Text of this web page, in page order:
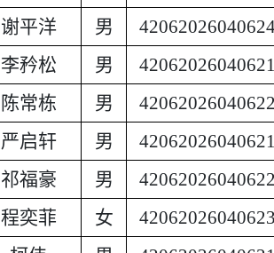
谢平洋 男
李矜松 男
陈常栋 男
严启轩 男
祁福豪 男
程奕菲 女